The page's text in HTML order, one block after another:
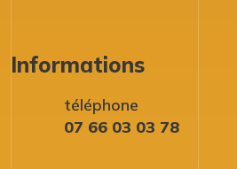
Informations
téléphone
07 66 03 03 78